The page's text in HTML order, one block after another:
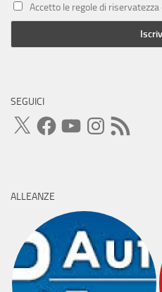
Accetto le regole di
SEGUICI
X FacebookYouTubeInstagram
Feed
RSS
ALLEANZE